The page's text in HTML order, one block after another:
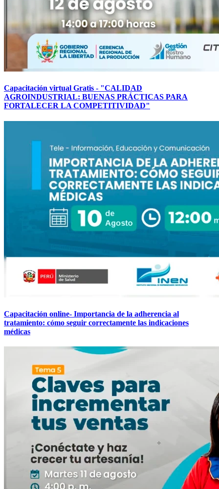
Capacitación virtual Gratis - "CALIDAD
AGROINDUSTRIAL: BUENAS PRÁCTICAS PARA
FORTALECER LA COMPETITIVIDAD"
Capacitación online- Importancia de la adherencia al
tratamiento: cómo seguir correctamente las indicaciones
médicas